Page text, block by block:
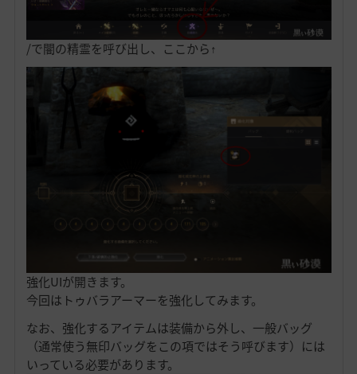
/で闇の精霊を呼び出し、ここから↑
強化UIが開きます。
今回はトゥバラアーマーを強化してみます。
なお、強化するアイテムは装備から外し、一般バッグ
（通常使う無印バッグをこの項ではそう呼びます）には
いっている必要があります。